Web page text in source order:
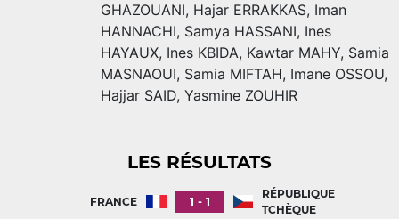
GHAZOUANI, Hajar ERRAKKAS, Iman
HANNACHI, Samya HASSANI, Ines
HAYAUX, Ines KBIDA, Kawtar MAHY, Samia
MASNAOUI, Samia MIFTAH, Imane OSSOU,
Hajjar SAID, Yasmine ZOUHIR
LES RÉSULTATS
FRANCE 1 - 1
RÉPUBLIQUE
TCHÈQUE